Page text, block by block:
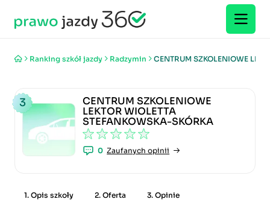
Ranking szkół jazdy Radzymin CENTRUM SZKOLENIOWE
3
CENTRUM SZKOLENIOWE
LEKTOR WIOLETTA
STEFANKOWSKA-SKÓRKA
0 Zaufanych opinii
1. Opis szkoły 2. Oferta 3. Opinie